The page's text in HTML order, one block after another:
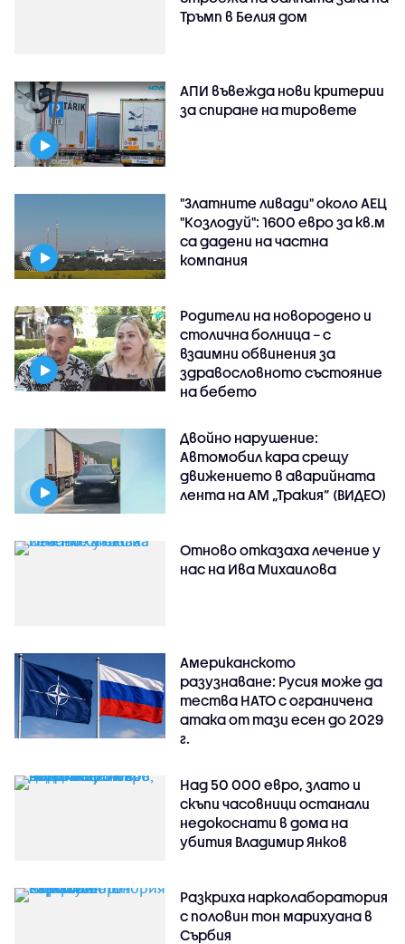
Тръмп в Белия дом
АПИ въвежда нови критерии
за спиране на тировете
"Златните ливади" около АЕЦ
"Козлодуй": 1600 евро за кв.м
са дадени на частна
компания
Родители на новородено и
столична болница – с
взаимни обвинения за
здравословното състояние
на бебето
Двойно нарушение:
Автомобил кара срещу
движението в аварийната
лента на АМ „Тракия” (ВИДЕО)
Отново отказаха лечение у
нас на Ива Михаилова
Американското
разузнаване: Русия може да
тества НАТО с ограничена
атака от тази есен до 2029
г.
Над 50 000 евро, злато и
скъпи часовници останали
недокоснати в дома на
убития Владимир Янков
Разкриха нарколаборатория
с половин тон марихуана в
Сърбия